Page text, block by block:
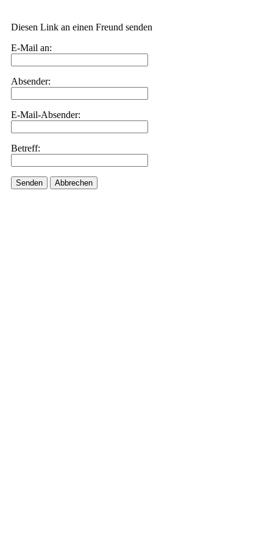
Diesen Link an einen Freund senden
E-Mail an:
Absender:
E-Mail-Absender:
Betreff:
Senden Abbrechen